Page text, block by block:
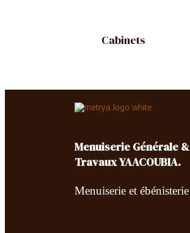
Cabinets
Menuiserie Générale &
Travaux YAACOUBIA.
Menuiserie et